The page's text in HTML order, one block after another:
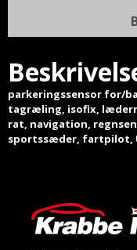
parkeringssensor for/
tagræling, isofix,
rat, navigation,
sportssæder, fartpilot,